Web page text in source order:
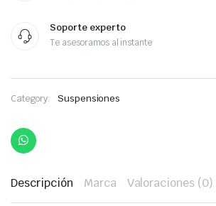
Soporte experto
Te asesoramos al instante
Category: Suspensiones
Descripción Marca Valoraciones (0)